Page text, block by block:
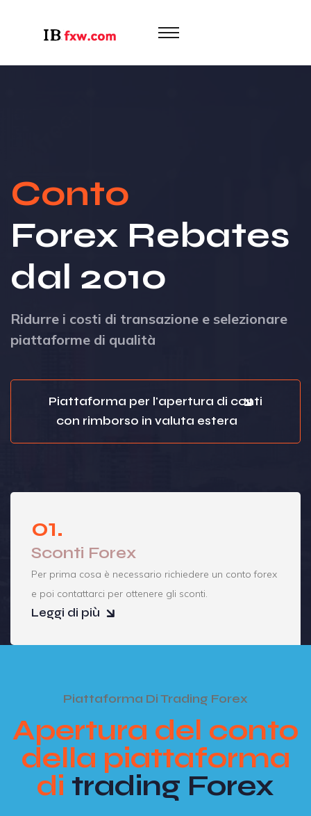
Conto
Forex Rebates
dal 2010
Ridurre i costi di transazione e selezionare
piattaforme di qualità
Piattaforma per l'apertura di conti
con rimborso in valuta estera
01.
Sconti Forex
Per prima cosa è necessario richiedere un conto forex
e poi contattarci per ottenere gli sconti.
Leggi di più
Piattaforma Di Trading Forex
Apertura del conto
della piattaforma
di trading Forex